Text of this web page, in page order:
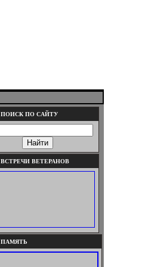
ПОИСК ПО САЙТУ
ВСТРЕЧИ ВЕТЕРАНОВ
ПАМЯТЬ